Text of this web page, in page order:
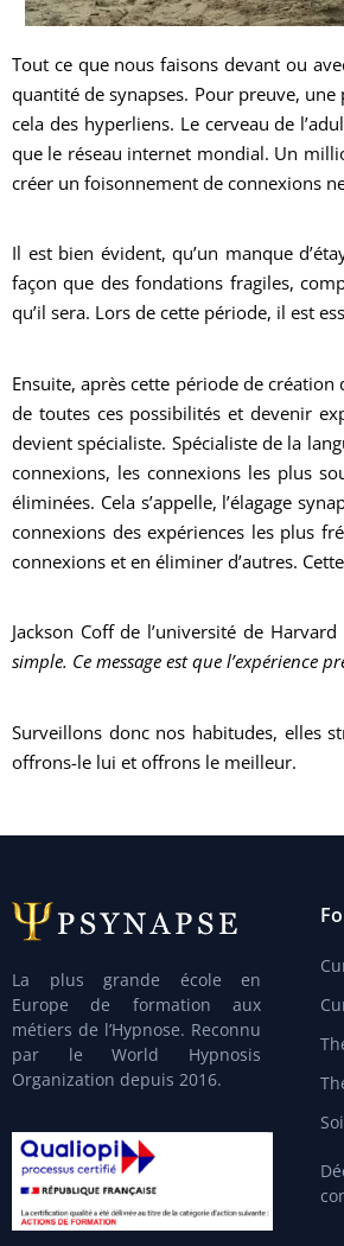
Tout ce que nous faisons devant ou
quantité de synapses. Pour preuve,
cela des hyperliens. Le cerveau de
que le réseau internet mondial. Un
créer un foisonnement de connexions
Il est bien évident, qu’un manque
façon que des fondations fragiles,
qu’il sera. Lors de cette période, il est
Ensuite, après cette période de
de toutes ces possibilités et devenir
devient spécialiste. Spécialiste de la
connexions, les connexions les plus
éliminées. Cela s’appelle, l’élagage
connexions des expériences les plus
connexions et en éliminer d’autres.
Jackson Coff de l’université de
simple. Ce message est que
Surveillons donc nos habitudes, elles
offrons-le lui et offrons le meilleur.
La plus grande école en
Europe de formation aux
métiers de l’Hypnose. Reconnu
par le World Hypnosis
Organization depuis 2016.